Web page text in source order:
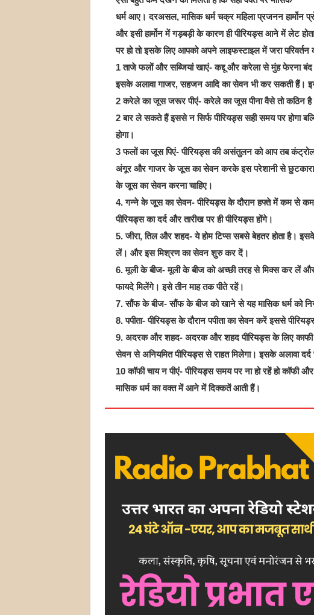
धर्म आए। दरअसल, मासिक धर्म चक्र महिला प्रजनन हार्मोन
और इसी हार्मोन में गड़बड़ी के कारण ही पीरियड्स आने में लेट
पर हो तो इसके लिए आपको अपने लाइफस्टाइल में जरा
1 ताजे फलों और सब्जियां खाएं- कद्दू और करेला से मुंह फेरना
इसके अलावा गाजर, सहजन आदि का सेवन भी कर सकती हैं। इन
2 करेले का जूस जरूर पीएं- करेले का जूस पीना वैसे तो कठिन
2 बार ले सकते हैं इससे न सिर्फ पीरियड्स सही समय पर होगा
होगा।
3 फलों का जूस पिएं- पीरियड्स की असंतुलन को आप तब
अंगूर और गाजर के जूस का सेवन करके इस परेशानी से छुटकारा
के जूस का सेवन करना चाहिए।
4. गन्ने के जूस का सेवन- पीरियड्स के दौरान हफ्ते में कम से
पीरियड्स का दर्द और तारीख पर ही पीरियड्स होंगे।
5. जीरा, तिल और शहद- ये होम टिप्स सबसे बेहतर होता है।
लें। और इस मिश्रण का सेवन शुरु कर दें।
6. मूली के बीज- मूली के बीज को अच्छी तरह से मिक्स कर लें
फायदे मिलेंगे। इसे तीन माह तक पीते रहें।
7. सौंफ के बीज- सौंफ के बीज को खाने से यह मासिक धर्म को
8. पपीता- पीरियड्स के दौरान पपीता का सेवन करें इससे
9. अदरक और शहद- अदरक और शहद पीरियड्स के लिए काफी
सेवन से अनियमित पीरियड्स से राहत मिलेगा। इसके अलावा दर्द
10 कॉफी चाय न पीएं- पीरियड्स समय पर ना हो रहें हो
मासिक धर्म का वक्त में आने में दिक्कतें आती हैं।